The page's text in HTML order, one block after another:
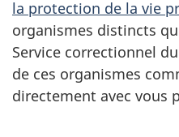
la protection de la vie
organismes distincts
Service correctionnel
de ces organismes
directement avec vous